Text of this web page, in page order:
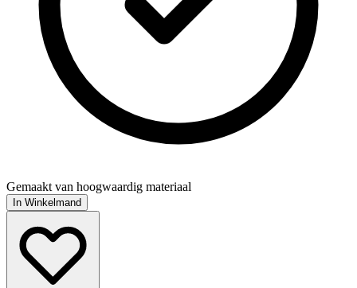
Gemaakt van hoogwaardig materiaal
In Winkelmand